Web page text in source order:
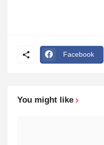
Facebook
You might like